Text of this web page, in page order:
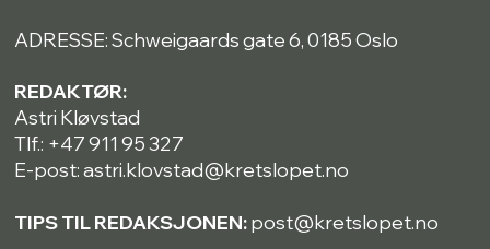
ADRESSE: Schweigaards gate 6, 0185 Oslo
REDAKTØR:
Astri Kløvstad
Tlf.: +47 911 95 327
E-post: astri.klovstad@kretslopet.no
TIPS TIL REDAKSJONEN:post@kretslopet.no